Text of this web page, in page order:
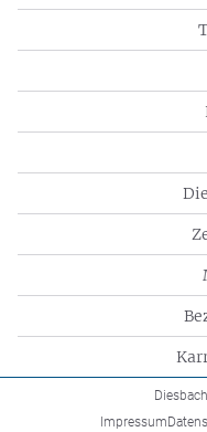
Impressum